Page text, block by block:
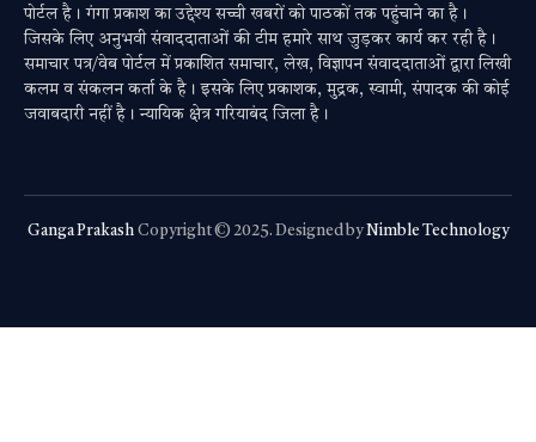
पोर्टल है। गंगा प्रकाश का उद्देश्य सच्ची खबरों को पाठकों तक पहुंचाने का है।
जिसके लिए अनुभवी संवाददाताओं की टीम हमारे साथ जुड़कर कार्य कर रही है।
समाचार पत्र/वेब पोर्टल में प्रकाशित समाचार, लेख, विज्ञापन संवाददाताओं द्वारा लिखी
कलम व संकलन कर्ता के है। इसके लिए प्रकाशक, मुद्रक, स्वामी, संपादक की कोई
जवाबदारी नहीं है। न्यायिक क्षेत्र गरियाबंद जिला है।
Ganga Prakash Copyright © 2025. Designed byNimble Technology